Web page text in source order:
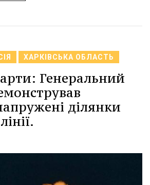
ХАРКІВСЬКА ОБЛАСТЬ
Генеральний
ділянки